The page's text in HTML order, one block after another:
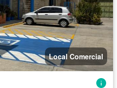
Local Comercial